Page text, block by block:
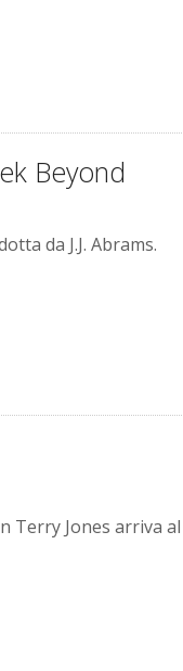
Beyond
da J.J. Abrams.
Terry Jones arriva al